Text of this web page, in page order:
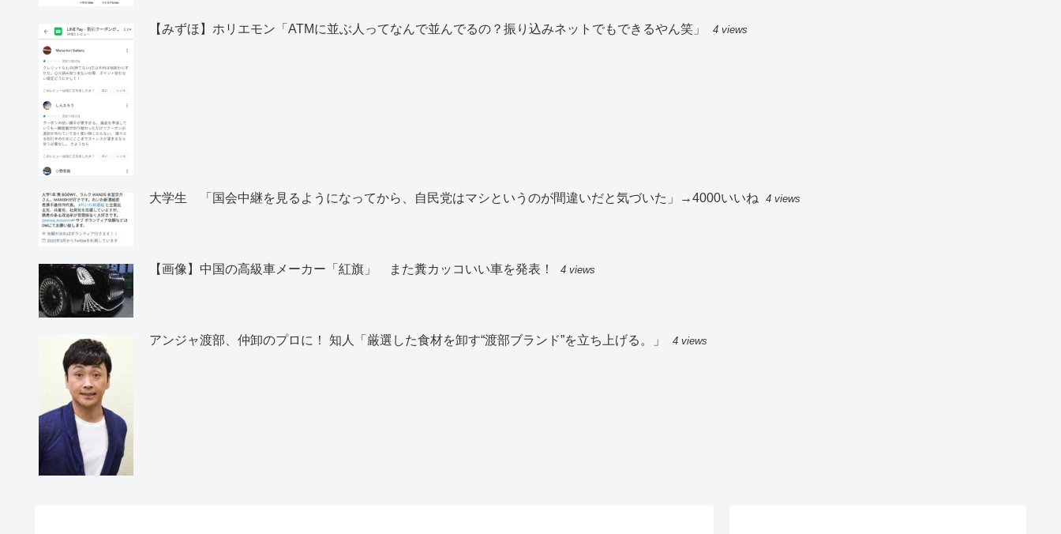
【みずほ】ホリエモン「ATMに並ぶ人ってなんで並んでるの？振り込みネットでもできるやん笑」 4 views
大学生 「国会中継を見るようになってから、自民党はマシというのが間違いだと気づいた」→4000いいね 4 views
【画像】中国の高級車メーカー「紅旗」 また糞カッコいい車を発表！ 4 views
アンジャ渡部、仲卸のプロに！ 知人「厳選した食材を卸す“渡部ブランド”を立ち上げる。」 4 views